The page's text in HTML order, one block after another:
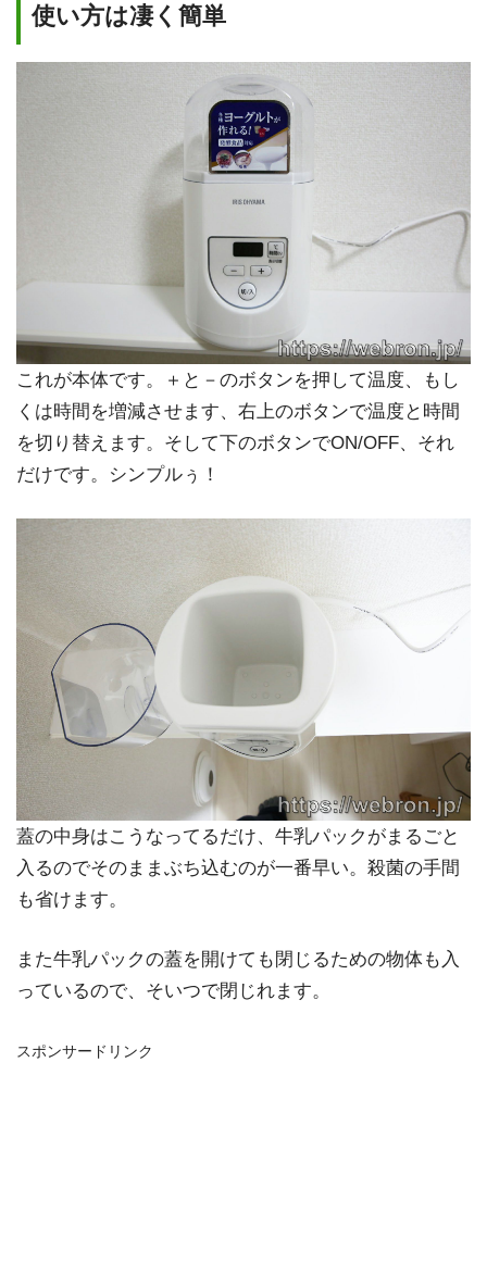
使い方は凄く簡単
これが本体です。＋と－のボタンを押して温度、もし
くは時間を増減させます、右上のボタンで温度と時間
を切り替えます。そして下のボタンでON/OFF、それ
だけです。シンプルぅ！
蓋の中身はこうなってるだけ、牛乳パックがまるごと
入るのでそのままぶち込むのが一番早い。殺菌の手間
も省けます。
また牛乳パックの蓋を開けても閉じるための物体も入
っているので、そいつで閉じれます。
スポンサードリンク